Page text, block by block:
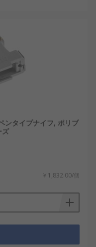
ンタイプナイフ, ポリブ
ズ
￥1,832.00/個